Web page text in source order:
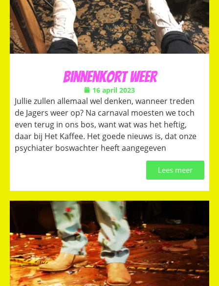
Binnenkort weer
16 april 2023
Jullie zullen allemaal wel denken, wanneer treden
de Jagers weer op? Na carnaval moesten we toch
even terug in ons bos, want wat was het heftig,
daar bij Het Kaffee. Het goede nieuws is, dat onze
psychiater boswachter heeft aangegeven
Lees meer